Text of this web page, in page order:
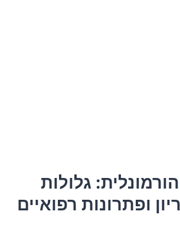
גלולות
ופתרונות רפואיים